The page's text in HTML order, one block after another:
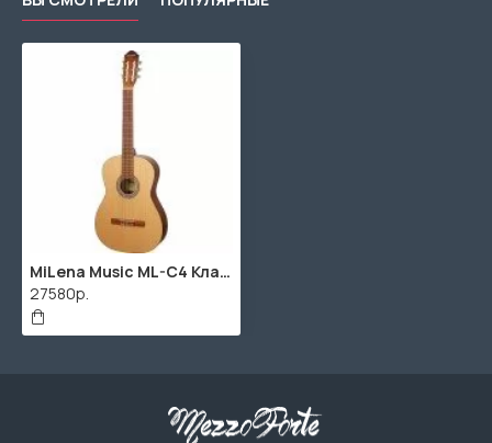
MiLena Music ML-C4 Классическая гитара
27580р.